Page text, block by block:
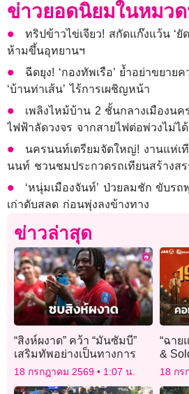
ข่าวยอดนิยมในหมว
ทริปข้าวไข่เจียว! สกัดแก๊งแว้น ‘ยั
ห้ามขึ้นอุทยานฯ
ฉีดยุง! ‘กองทัพเรือ’ ย้ำอย่าขยาย
‘บ้านท่าเส้น’ ไร้การเผชิญหน้า
เพลิงไหม้บ้าน 2 ชั้นกลางเมืองน
ไฟฟ้าลัดวงจร จากสายไฟต่อพ่วงไม่ไ
นครนนท์เตรียมจัดใหญ่! งานแห่เ
นนท์ ชวนชมประกวดรถเทียนสร้างส
‘หนุ่มเมืองจันท์’ ป่วยลมชัก ขับรถ
เก่าดับสลด ก่อนพุ่งลงข้างทาง
ข่าวล่าสุด
“สิงห์ผงาด” คว้า “มันซัมบี”
เสริมทัพอย่างเป็นทางการ
18 กรกฎาคม 2569 1:07 น.
“ฉาย
&
หนัง-
18 กร